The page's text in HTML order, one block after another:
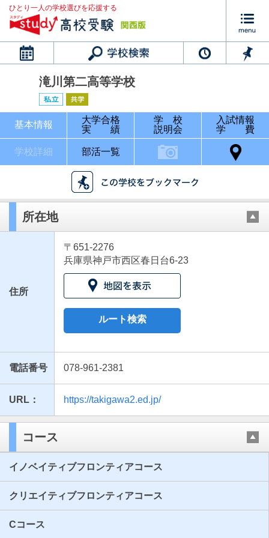
ひとり一人の学校選びを応援する
カレンダー
ブックマークした学校
滝川第二高等学校
基本情報
大学合格
実 績
学 校
説明会
入試情報
学 費
学校詳細 部活一覧
所在地
住所
〒651-2276
兵庫県神戸市西区春日台6-23
ルート検索
電話番号 078-961-2381
URL： https://takigawa2.ed.jp/
コース
イノベイティブフロンティアコース
クリエイティブフロンティアコース
Cコース